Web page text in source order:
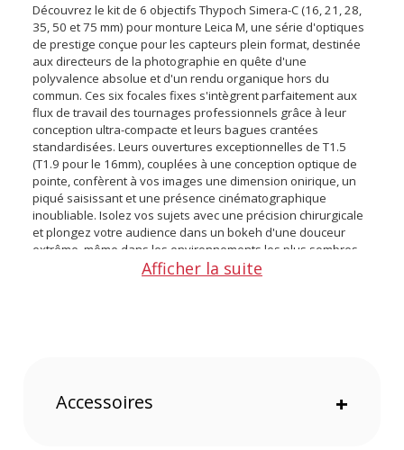
Découvrez le kit de 6 objectifs Thypoch Simera-C (16, 21, 28,
35, 50 et 75 mm) pour monture Leica M, une série d'optiques
de prestige conçue pour les capteurs plein format, destinée
aux directeurs de la photographie en quête d'une
polyvalence absolue et d'un rendu organique hors du
commun. Ces six focales fixes s'intègrent parfaitement aux
flux de travail des tournages professionnels grâce à leur
conception ultra-compacte et leurs bagues crantées
standardisées. Leurs ouvertures exceptionnelles de T1.5
(T1.9 pour le 16mm), couplées à une conception optique de
pointe, confèrent à vos images une dimension onirique, un
piqué saisissant et une présence cinématographique
inoubliable. Isolez vos sujets avec une précision chirurgicale
et plongez votre audience dans un bokeh d'une douceur
extrême, même dans les environnements les plus sombres.
Ergonomie Cine-Style standardisée et compacte
Afficher la suite
Accessoires +